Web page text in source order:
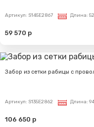
Артикул: S145E2867 Длина:
59 570 р
Забор из сетки рабицы с
Артикул: S135E2862 Длина:
106 650 р